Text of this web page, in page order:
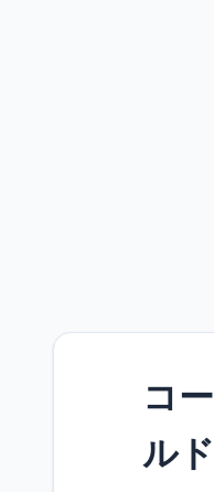
コー
ルド